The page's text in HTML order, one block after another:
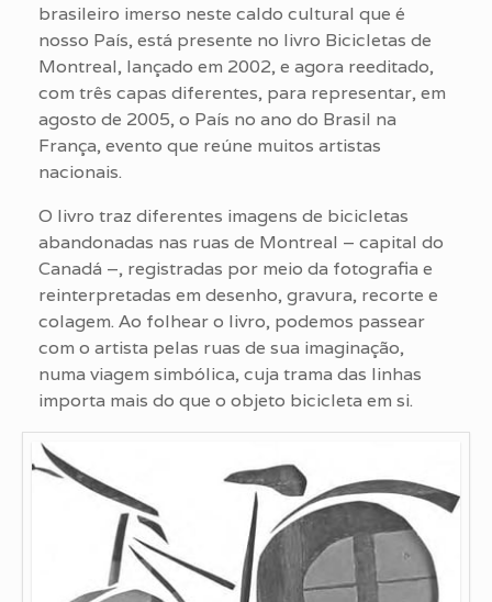
brasileiro imerso neste caldo cultural que é
nosso País, está presente no livro Bicicletas de
Montreal, lançado em 2002, e agora reeditado,
com três capas diferentes, para representar, em
agosto de 2005, o País no ano do Brasil na
França, evento que reúne muitos artistas
nacionais.
O livro traz diferentes imagens de bicicletas
abandonadas nas ruas de Montreal – capital do
Canadá –, registradas por meio da fotografia e
reinterpretadas em desenho, gravura, recorte e
colagem. Ao folhear o livro, podemos passear
com o artista pelas ruas de sua imaginação,
numa viagem simbólica, cuja trama das linhas
importa mais do que o objeto bicicleta em si.